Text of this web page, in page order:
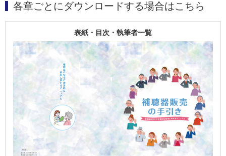
各章ごとにダウンロードする場合はこちら
表紙・目次・執筆者一覧